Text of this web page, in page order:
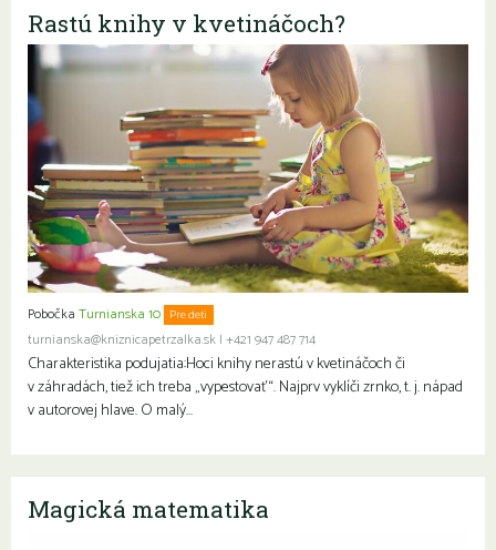
Rastú knihy v kvetináčoch?
Pobočka Turnianska 10 Pre deti
turnianska@kniznicapetrzalka.sk | +421 947 487 714
Charakteristika podujatia:Hoci knihy nerastú v kvetináčoch či
v záhradách, tiež ich treba „vypestovať“. Najprv vyklíči zrnko, t. j. nápad
v autorovej hlave. O malý…
Magická matematika